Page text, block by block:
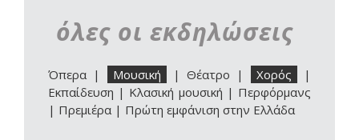
όλες οι εκδηλώσεις
Όπερα | Μουσική |Θέατρο | Χορός
|
Εκπαίδευση | Κλασική μουσική | Περφόρμανς
| Πρεμιέρα | Πρώτη εμφάνιση στην Ελλάδα